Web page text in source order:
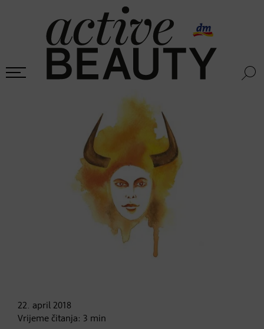
22. april 2018
Vrijeme čitanja: 3 min